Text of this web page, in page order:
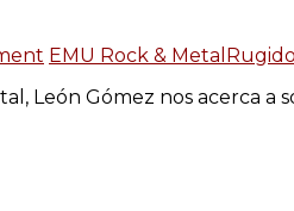
EMU Rock & Metal
León Gómez nos acerca a